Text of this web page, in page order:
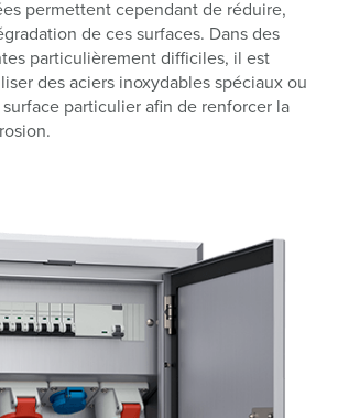
permettent cependant de réduire,
de ces surfaces. Dans des
particulièrement difficiles, il est
des aciers inoxydables spéciaux ou
particulier afin de renforcer la